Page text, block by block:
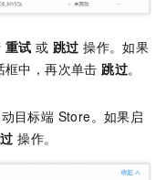
重试 或 跳过 操作。如果
框中，再次单击 跳过。
目标端 Store。如果启
操作。